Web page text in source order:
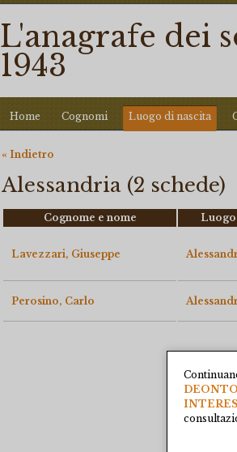
L'anagrafe dei
1943
Home Cognomi Luogo di nascita
« Indietro
Alessandria (2 schede)
Cognome e nome
Lavezzari, Giuseppe
Perosino, Carlo